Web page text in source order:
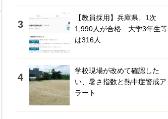
【教員採用】兵庫県、1次
1,990人が合格…大学3年生等
は316人
学校現場が改めて確認した
い、暑さ指数と熱中症警戒ア
ラート